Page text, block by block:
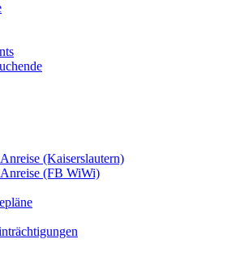
(Kaiserslautern)
(FB WiWi)